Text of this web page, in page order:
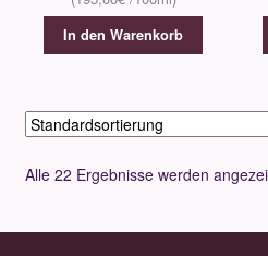
In den Warenkorb
Alle 22 Ergebnisse werden